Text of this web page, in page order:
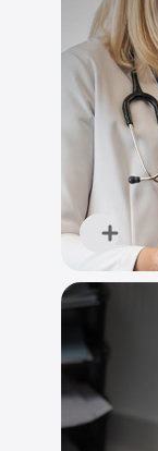
عن
التواصل
والتعاون
بين